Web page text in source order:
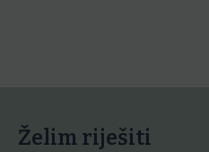
Želim riješiti